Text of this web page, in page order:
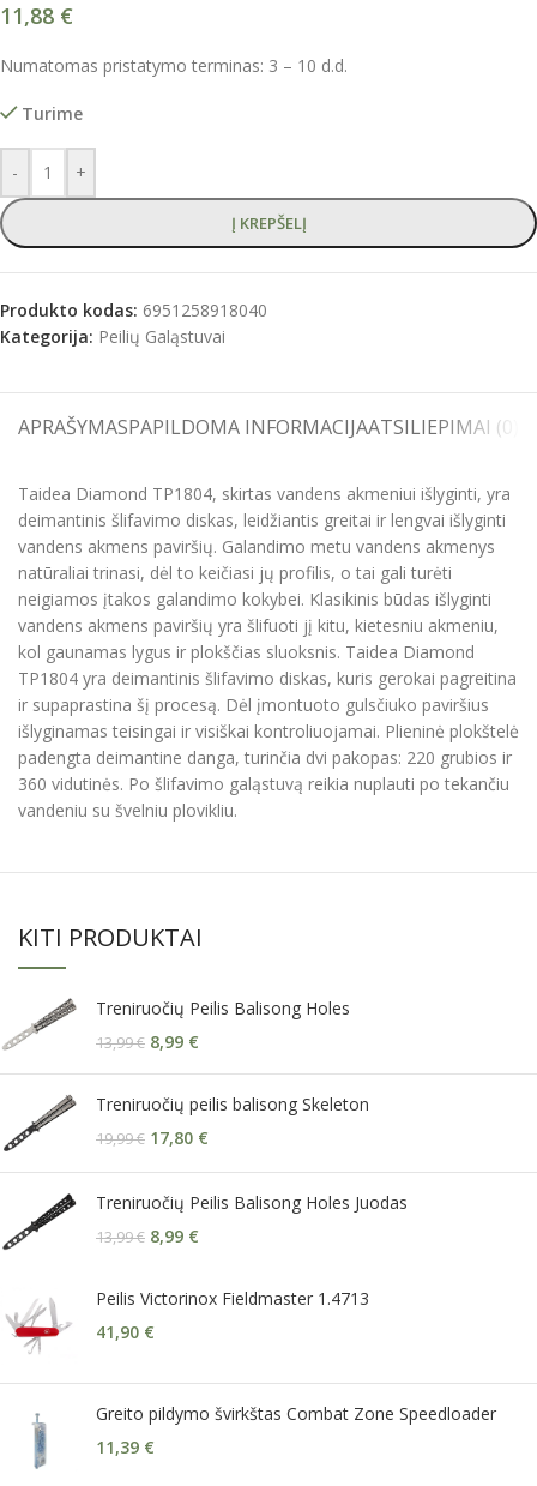
11,88 €
Numatomas pristatymo terminas: 3 – 10 d.d.
Turime
- +
Į KREPŠELĮ
Produkto kodas: 6951258918040
Kategorija: Peilių Galąstuvai
APRAŠYMASPAPILDOMA INFORMACIJAATSILIEPIMAI (0)
Taidea Diamond TP1804, skirtas vandens akmeniui išlyginti, yra
deimantinis šlifavimo diskas, leidžiantis greitai ir lengvai išlyginti
vandens akmens paviršių. Galandimo metu vandens akmenys
natūraliai trinasi, dėl to keičiasi jų profilis, o tai gali turėti
neigiamos įtakos galandimo kokybei. Klasikinis būdas išlyginti
vandens akmens paviršių yra šlifuoti jį kitu, kietesniu akmeniu,
kol gaunamas lygus ir plokščias sluoksnis. Taidea Diamond
TP1804 yra deimantinis šlifavimo diskas, kuris gerokai pagreitina
ir supaprastina šį procesą. Dėl įmontuoto gulsčiuko paviršius
išlyginamas teisingai ir visiškai kontroliuojamai. Plieninė plokštelė
padengta deimantine danga, turinčia dvi pakopas: 220 grubios ir
360 vidutinės. Po šlifavimo galąstuvą reikia nuplauti po tekančiu
vandeniu su švelniu plovikliu.
KITI PRODUKTAI
Treniruočių Peilis Balisong Holes
13,99€ 8,99 €
Treniruočių peilis balisong Skeleton
19,99€ 17,80 €
Treniruočių Peilis Balisong Holes Juodas
13,99€ 8,99 €
Peilis Victorinox Fieldmaster 1.4713
41,90 €
Greito pildymo švirkštas Combat Zone Speedloader
11,39 €